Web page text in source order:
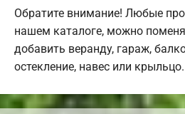
Обратите внимание! Любые
нашем каталоге, можно
добавить веранду, гараж,
остекление, навес или крыльцо.